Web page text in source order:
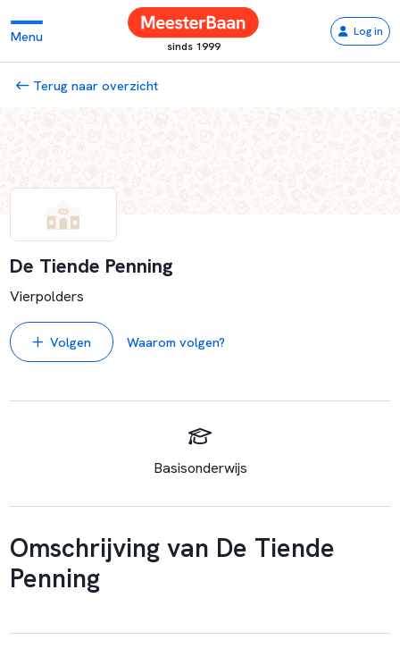
Menu
sinds 1999
Log in
Terug naar overzicht
De Tiende Penning
Vierpolders
Volgen Waarom volgen?
Basisonderwijs
Omschrijving van De Tiende
Penning